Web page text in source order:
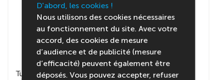
Tu seras hébergé(e) en auberge de jeunesse,
D'abord, les cookies !
Nous utilisons des cookies nécessaires
au fonctionnement du site. Avec votre
accord, des cookies de mesure
d’audience et de publicité (mesure
d’efficacité) peuvent également être
déposés. Vous pouvez accepter, refuser